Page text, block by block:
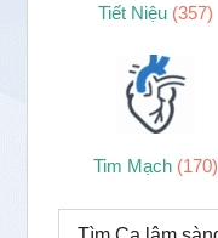
Tiết Niệu (357)
Tim Mạch (170)